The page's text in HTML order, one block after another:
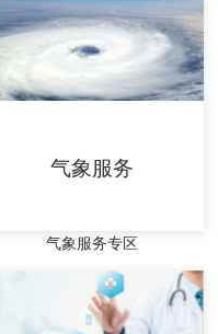
气象服务
气象服务专区